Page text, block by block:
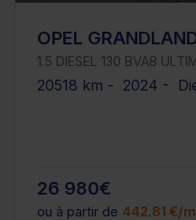
OPEL
1.5 DIESEL 130 BVA8
20518 km - 2024 -
26 980€
ou à partir de 442.81 €/